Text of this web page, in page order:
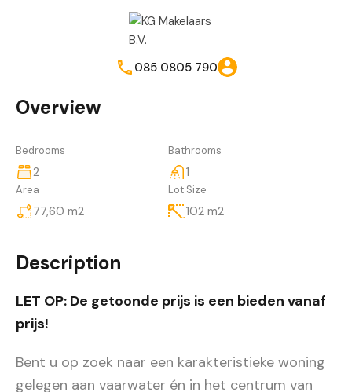
085 0805 790
Overview
Bedrooms
2
Bathrooms
1
Area
77,60 m2
Lot Size
102 m2
Description
LET OP: De getoonde prijs is een bieden vanaf
prijs!
Bent u op zoek naar een karakteristieke woning
gelegen aan vaarwater én in het centrum van